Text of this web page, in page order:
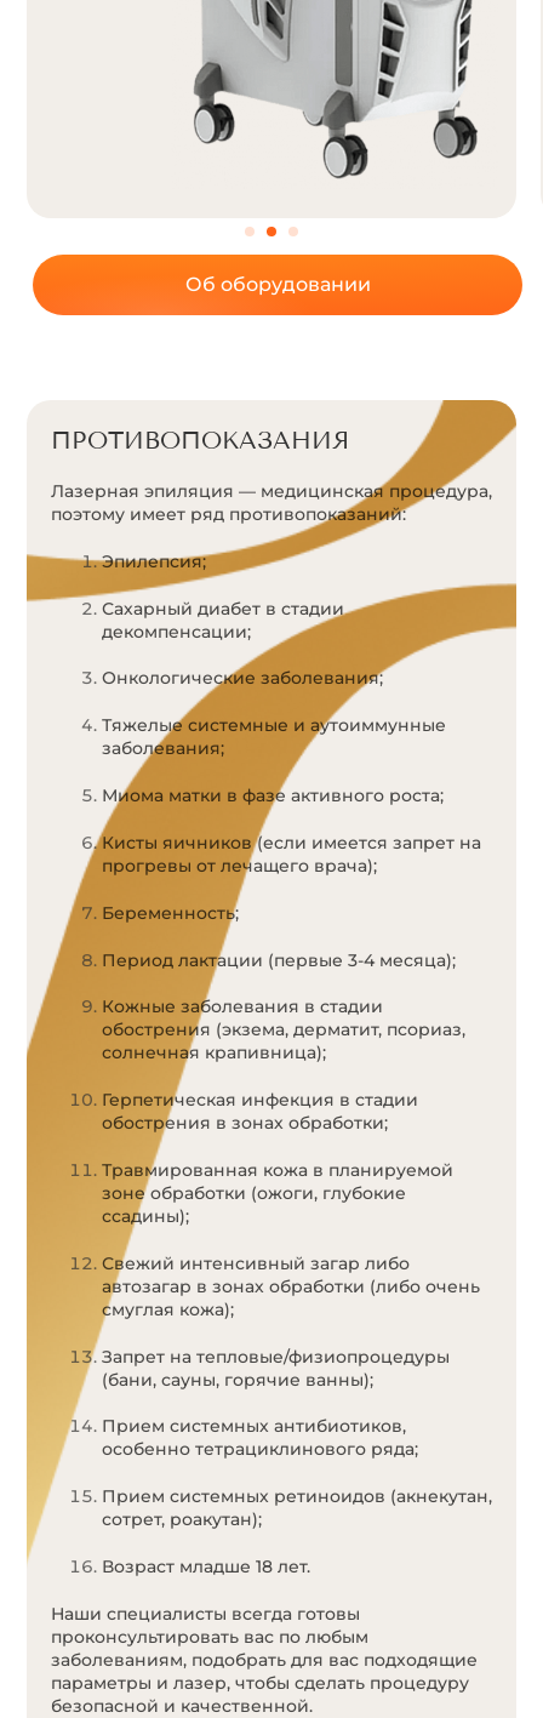
Об оборудовании
ПРОТИВОПОКАЗАНИЯ
Лазерная эпиляция — медицинская процедура,
поэтому имеет ряд противопоказаний:
Эпилепсия;
Сахарный диабет в стадии
декомпенсации;
Онкологические заболевания;
Тяжелые системные и аутоиммунные
заболевания;
Миома матки в фазе активного роста;
Кисты яичников (если имеется запрет на
прогревы от лечащего врача);
Беременность;
Период лактации (первые 3-4 месяца);
Кожные заболевания в стадии
обострения (экзема, дерматит, псориаз,
солнечная крапивница);
Герпетическая инфекция в стадии
обострения в зонах обработки;
Травмированная кожа в планируемой
зоне обработки (ожоги, глубокие
ссадины);
Свежий интенсивный загар либо
автозагар в зонах обработки (либо очень
смуглая кожа);
Запрет на тепловые/физиопроцедуры
(бани, сауны, горячие ванны);
Прием системных антибиотиков,
особенно тетрациклинового ряда;
Прием системных ретиноидов (акнекутан,
сотрет, роакутан);
Возраст младше 18 лет.
Наши специалисты всегда готовы
проконсультировать вас по любым
заболеваниям, подобрать для вас подходящие
параметры и лазер, чтобы сделать процедуру
безопасной и качественной.